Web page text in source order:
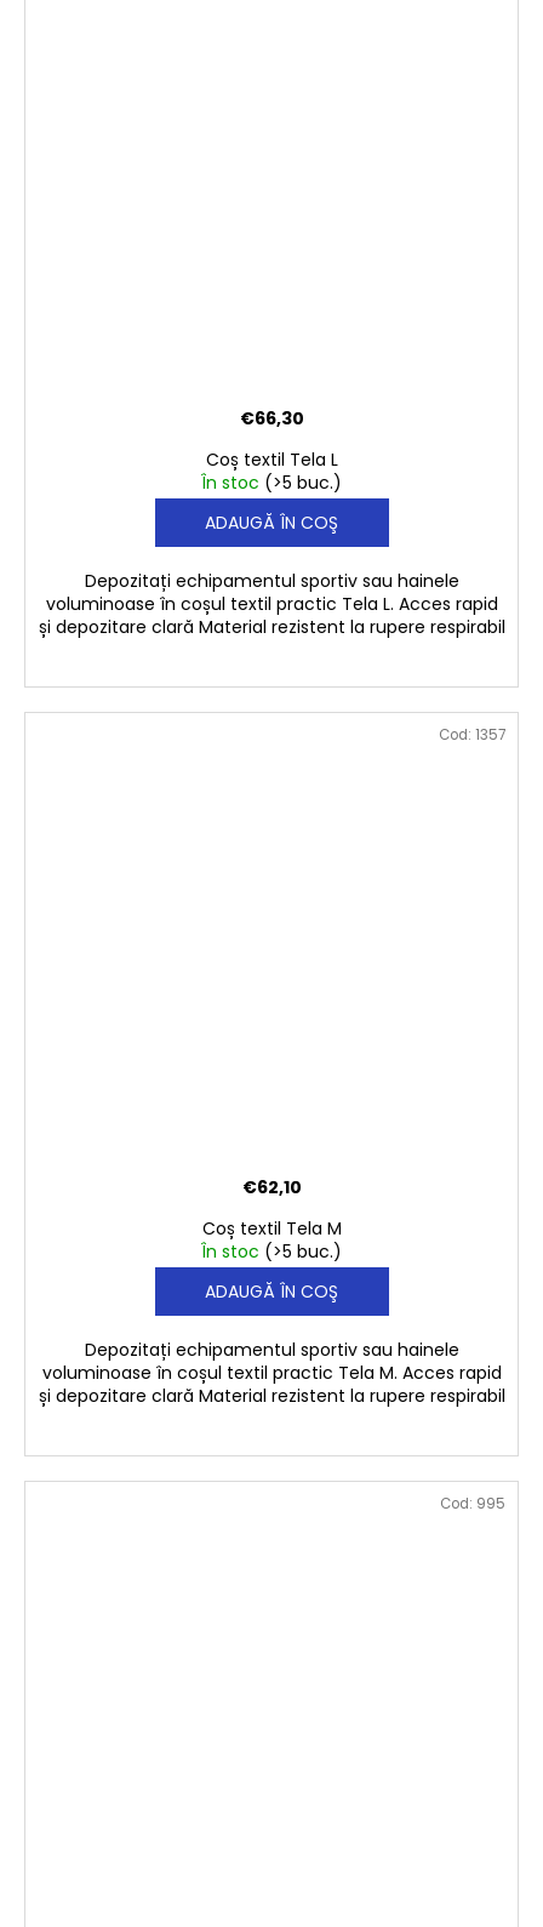
Coș textil Tela L
În stoc (>5 buc.)
€66,30
ADAUGĂ ÎN COŞ
Depozitați echipamentul sportiv sau hainele
voluminoase în coșul textil practic Tela L. Acces rapid
și depozitare clară Material rezistent la rupere respirabil
Coș textil Tela M
În stoc (>5 buc.)
€62,10
ADAUGĂ ÎN COŞ
Depozitați echipamentul sportiv sau hainele
voluminoase în coșul textil practic Tela M. Acces rapid
și depozitare clară Material rezistent la rupere respirabil
Cod: 1357
Cod: 995